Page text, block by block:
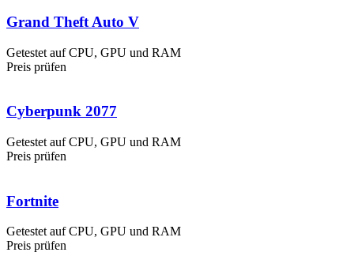
Grand Theft Auto V
Getestet auf CPU, GPU und RAM
Preis prüfen
Cyberpunk 2077
Getestet auf CPU, GPU und RAM
Preis prüfen
Fortnite
Getestet auf CPU, GPU und RAM
Preis prüfen